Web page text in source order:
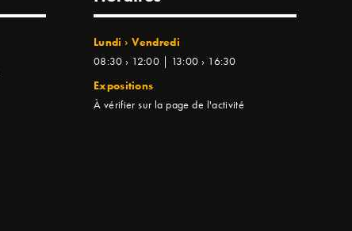
Lundi › Vendredi
08:30 › 12:00 | 13:00 › 16:30
Expositions
À vérifier sur la page de l'activité